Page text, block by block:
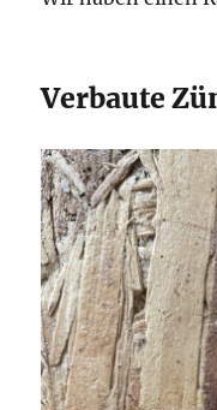
Verbaute